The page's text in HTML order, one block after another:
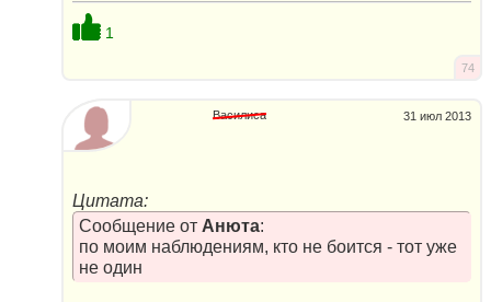
1
74
31 июл 2013
Василиса
Цитата:
Сообщение от Анюта:
по моим наблюдениям, кто не боится - тот уже
не один